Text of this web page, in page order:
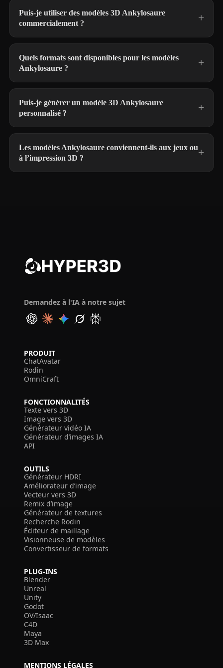
Puis-je utiliser des modèles 3D Ankylosaure
commercialement ?
Quels formats sont disponibles pour les modèles
Ankylosaure ?
Puis-je générer un modèle 3D Ankylosaure
personnalisé ?
Les modèles Ankylosaure conviennent-ils aux jeux ou
à l’impression 3D ?
Demandez à l'IA à notre sujet
PRODUIT
ChatAvatar
Rodin
OmniCraft
FONCTIONNALITÉS
Texte vers 3D
Image vers 3D
Générateur vidéo IA
Générateur d’images IA
API
OUTILS
Générateur HDRI
Améliorateur d’image
Vecteur vers 3D
Remix d’image
Générateur de textures
Recherche Rodin
Éditeur de maillage
Visionneuse de modèles
Convertisseur de formats
PLUG-INS
Blender
Unreal
Unity
Godot
OV/Isaac
C4D
Maya
3D Max
MENTIONS LÉGALES